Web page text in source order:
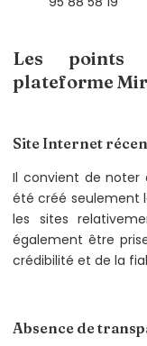
Les points
plateforme
Site Internet
Il convient de noter
été créé seulement
les sites
également être
crédibilité et de la
Absence de